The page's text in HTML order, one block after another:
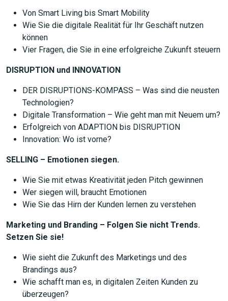
Von Smart Living bis Smart Mobility
Wie Sie die digitale Realität für Ihr Geschäft nutzen
können
Vier Fragen, die Sie in eine erfolgreiche Zukunft steuern
DISRUPTION und INNOVATION
DER DISRUPTIONS-KOMPASS – Was sind die neusten
Technologien?
Digitale Transformation – Wie geht man mit Neuem um?
Erfolgreich von ADAPTION bis DISRUPTION
Innovation: Wo ist vorne?
SELLING – Emotionen siegen.
Wie Sie mit etwas Kreativität jeden Pitch gewinnen
Wer siegen will, braucht Emotionen
Wie Sie das Hirn der Kunden lernen zu verstehen
Marketing und Branding – Folgen Sie nicht Trends.
Setzen Sie sie!
Wie sieht die Zukunft des Marketings und des
Brandings aus?
Wie schafft man es, in digitalen Zeiten Kunden zu
überzeugen?